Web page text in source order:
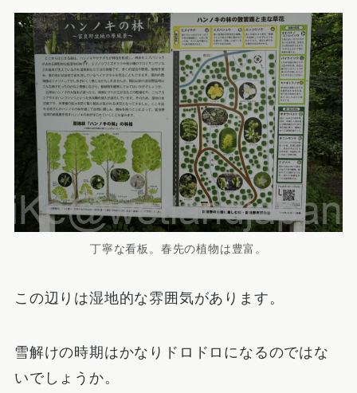
丁寧な看板。春先の植物は豊富。
この辺りは湿地的な雰囲気があります。
雪解けの時期はかなりドロドロになるのではな
いでしょうか。